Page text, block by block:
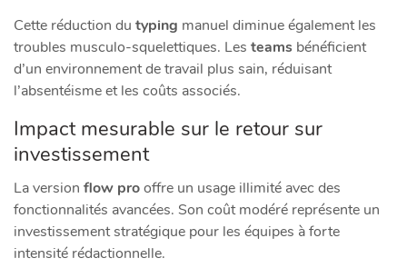
Cette réduction du typing manuel diminue également les
troubles musculo-squelettiques. Les teams bénéficient
d’un environnement de travail plus sain, réduisant
l’absentéisme et les coûts associés.
Impact mesurable sur le retour sur
investissement
La version flow prooffre un usage illimité avec des
fonctionnalités avancées. Son coût modéré représente un
investissement stratégique pour les équipes à forte
intensité rédactionnelle.